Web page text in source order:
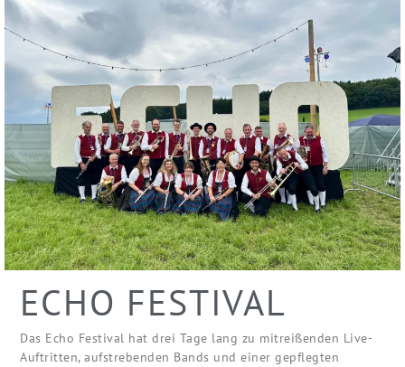
ECHO FESTIVAL
Das Echo Festival hat drei Tage lang zu mitreißenden Live-
Auftritten, aufstrebenden Bands und einer gepflegten